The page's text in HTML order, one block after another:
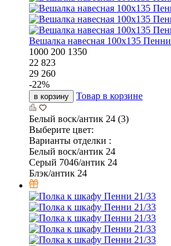
Вешалка навесная 100х135 Пенни
1000 200 1350
22 823
29 260
-22%
в корзину Товар в корзине
Белый воск/антик 24 (3)
Выберите цвет:
Варианты отделки :
Белый воск/антик 24
Серый 7046/антик 24
Блэк/антик 24